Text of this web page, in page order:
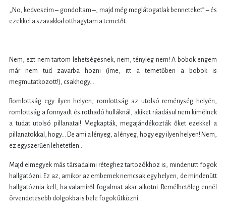
„No, kedveseim – gondoltam –, majd még meglátogatlak benneteket” – és
ezekkel a szavakkal otthagytam a temetőt.
Nem, ezt nem tartom lehetségesnek, nem, tényleg nem! A bobok engem
már nem tud zavarba hozni (íme, itt a temetőben a bobok is
megmutatkozott!), csakhogy…
Romlottság egy ilyen helyen, romlottság az utolsó reménység helyén,
romlottság a fonnyadt és rothadó hulláknál, akiket ráadásul nem kímélnek
a tudat utolsó pillanatai! Megkapták, megajándékozták őket ezekkel a
pillanatokkal, hogy… De ami a lényeg, a lényeg, hogy egy ilyen helyen! Nem,
ez egyszerűen lehetetlen…
Majd elmegyek más társadalmi réteghez tartozókhoz is, mindenütt fogok
hallgatózni. Ez az, amikor az embernek nemcsak egy helyen, de mindenütt
hallgatóznia kell, ha valamiről fogalmat akar alkotni. Remélhetőleg ennél
örvendetesebb dolgokba is bele fogok ütközni.